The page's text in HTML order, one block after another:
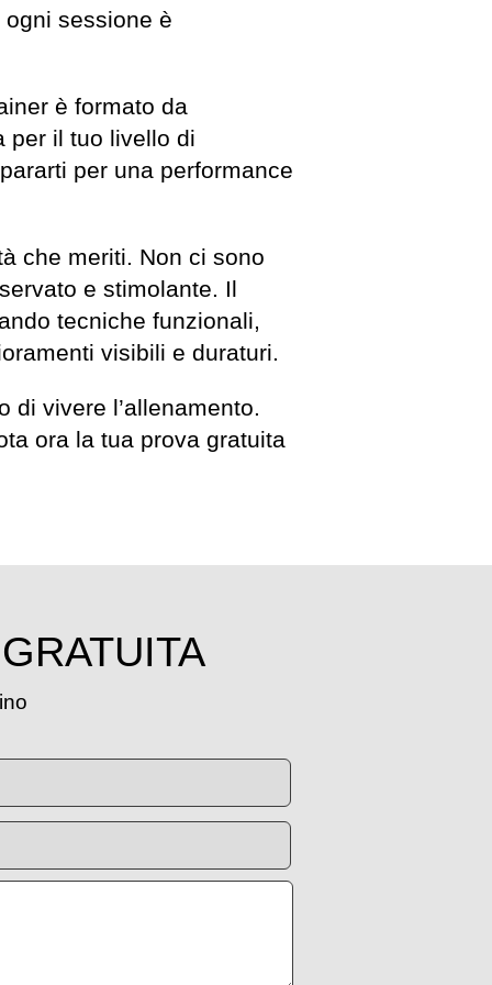
sessione è
è formato da
per il tuo livello di
per una performance
che meriti. Non ci sono
e stimolante. Il
tecniche funzionali,
visibili e duraturi.
di vivere l’allenamento.
ora la tua prova gratuita